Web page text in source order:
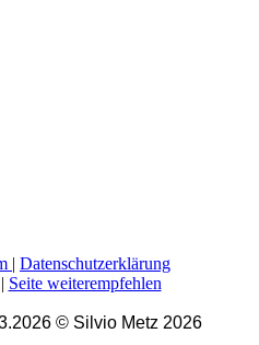
| Datenschutzerklärung
Seite weiterempfehlen
© Silvio Metz 2026